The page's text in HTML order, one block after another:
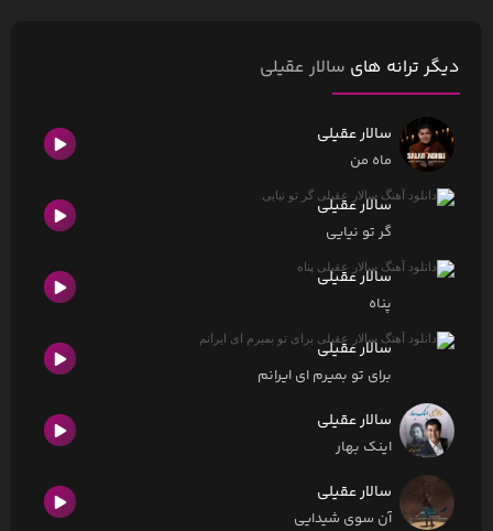
دیگر ترانه های سالار عقیلی
سالار عقیلی
ماه من
سالار عقیلی
گر تو نیایی
سالار عقیلی
پناه
سالار عقیلی
برای تو بمیرم ای ایرانم
سالار عقیلی
اینک بهار
سالار عقیلی
آن سوی شیدایی